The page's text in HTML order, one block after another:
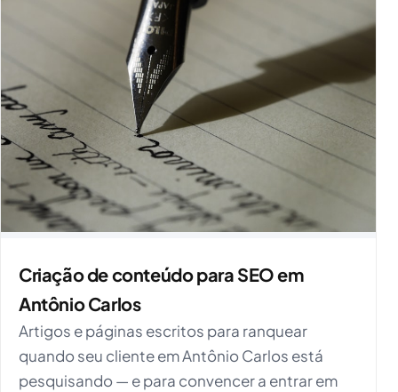
Criação de conteúdo para SEO em
Antônio Carlos
Artigos e páginas escritos para ranquear
quando seu cliente em Antônio Carlos está
pesquisando — e para convencer a entrar em